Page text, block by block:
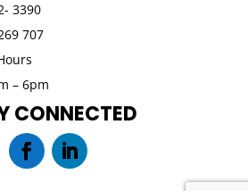
3390
707
– 6pm
CONNECTED